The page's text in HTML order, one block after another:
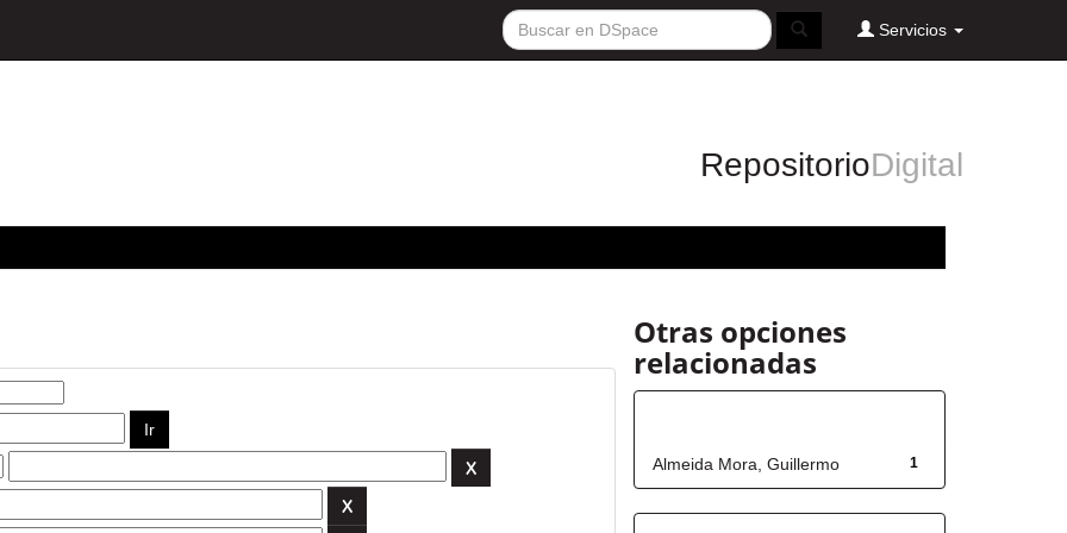
Servicios
RepositorioDigital
Otras opciones
relacionadas
1
Almeida Mora, Guillermo